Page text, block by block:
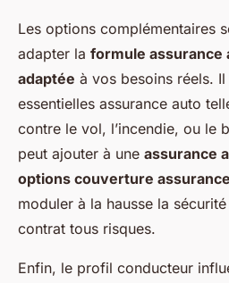
Les options complémentaires
adapter la formule assurance
adaptée à vos besoins réels.
essentielles assurance auto
contre le vol, l’incendie, ou le
peut ajouter à une assurance
options couverture
moduler à la hausse la
contrat tous risques.
Enfin, le profil conducteur